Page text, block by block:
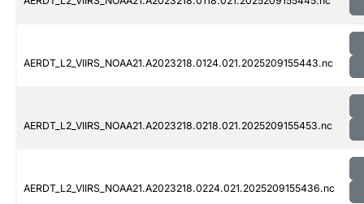
AERDT_L2_VIIRS_NOAA21.A2023218.0124.021.2025209155443.nc
AERDT_L2_VIIRS_NOAA21.A2023218.0218.021.2025209155453.nc
AERDT_L2_VIIRS_NOAA21.A2023218.0224.021.2025209155436.nc